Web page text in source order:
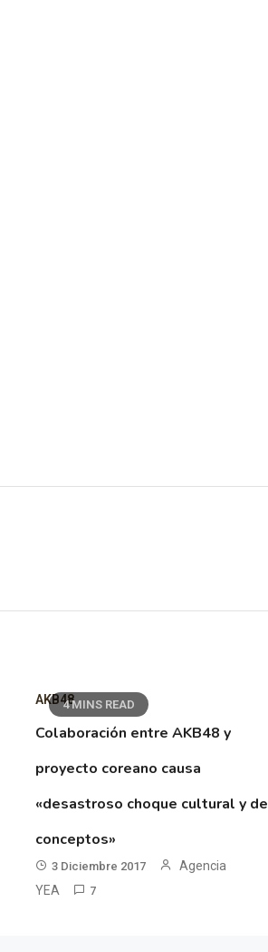
4 MINS READ
AKB48
Colaboración entre AKB48 y
proyecto coreano causa
«desastroso choque cultural y de
conceptos»
3 Diciembre 2017
Agencia
YEA
7